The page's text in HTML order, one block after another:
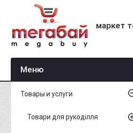
маркет
Товары и услуги
Товари для рукоділля